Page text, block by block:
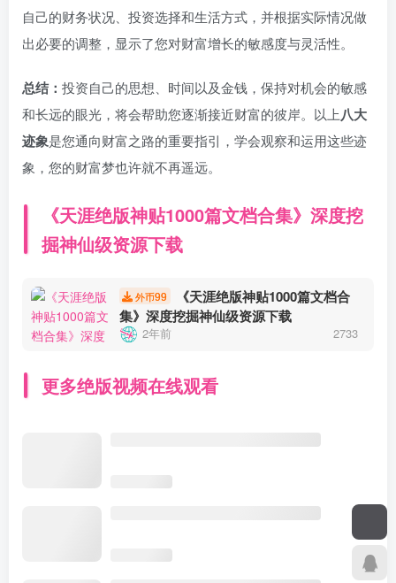
自己的财务状况、投资选择和生活方式，并根据实际情况做
出必要的调整，显示了您对财富增长的敏感度与灵活性。
总结： 投资自己的思想、时间以及金钱，保持对机会的敏感
和长远的眼光，将会帮助您逐渐接近财富的彼岸。以上八大
迹象是您通向财富之路的重要指引，学会观察和运用这些迹
象，您的财富梦也许就不再遥远。
《天涯绝版神贴1000篇文档合集》深度挖
掘神仙级资源下载
外币99
《天涯绝版神贴1000篇文档合
集》深度挖掘神仙级资源下载
2年前 2733
更多绝版视频在线观看